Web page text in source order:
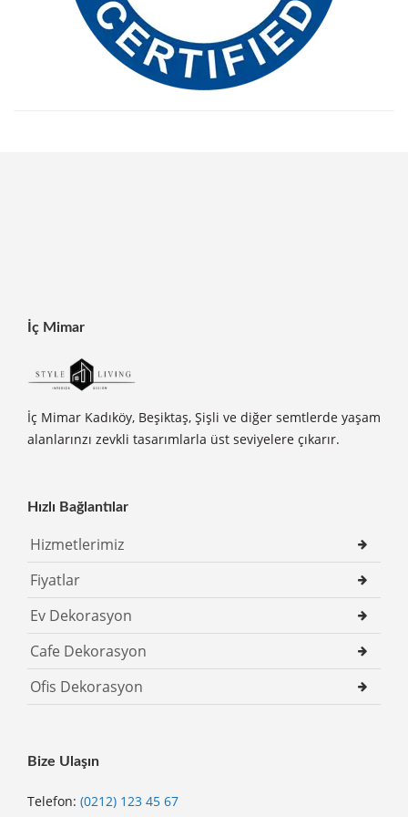
İç Mimar
İç Mimar Kadıköy, Beşiktaş, Şişli ve diğer semtlerde yaşam
alanlarınzı zevkli tasarımlarla üst seviyelere çıkarır.
Hızlı Bağlantılar
Hizmetlerimiz
Fiyatlar
Ev Dekorasyon
Cafe Dekorasyon
Ofis Dekorasyon
Bize Ulaşın
Telefon: (0212) 123 45 67